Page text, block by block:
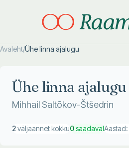
Avaleht/Ühe linna ajalugu
Ühe linna ajalugu
Mihhail Saltõkov-Štšedrin
2väljaannet kokku0saadavalAastad: